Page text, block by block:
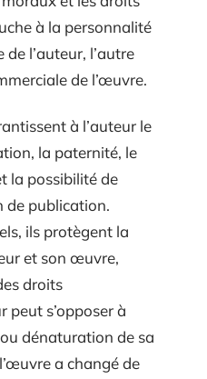
à la personnalité
l’auteur, l’autre
de l’œuvre.
à l’auteur le
la paternité, le
la possibilité de
de publication.
ils protègent la
et son œuvre,
droits
peut s’opposer à
dénaturation de sa
a changé de